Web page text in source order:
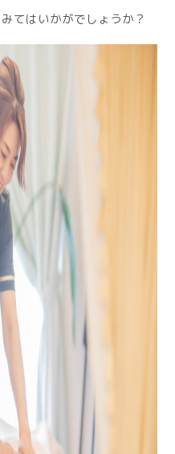
てはいかがでしょうか？